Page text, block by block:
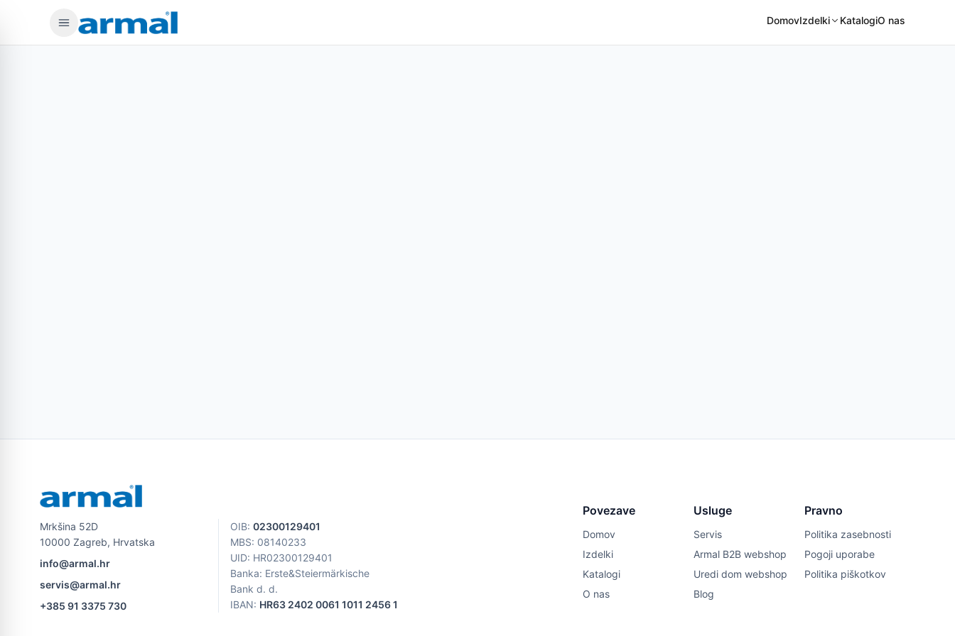
DomovIzdelki KatalogiO nas
Mrkšina 52D
10000 Zagreb, Hrvatska
info@armal.hr
servis@armal.hr
+385 91 3375 730
OIB: 02300129401
MBS: 08140233
UID: HR02300129401
Banka: Erste&Steiermärkische
Bank d. d.
IBAN: HR63 2402 0061 1011 2456 1
Povezave
Domov
Izdelki
Katalogi
O nas
Usluge
Servis
Armal B2B webshop
Uredi dom webshop
Blog
Pravno
Politika zasebnosti
Pogoji uporabe
Politika piškotkov